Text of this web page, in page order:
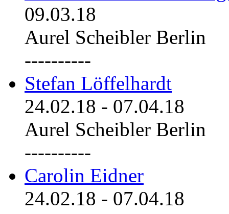
09.03.18
Aurel Scheibler Berlin
----------
Stefan Löffelhardt
24.02.18 - 07.04.18
Aurel Scheibler Berlin
----------
Carolin Eidner
24.02.18 - 07.04.18